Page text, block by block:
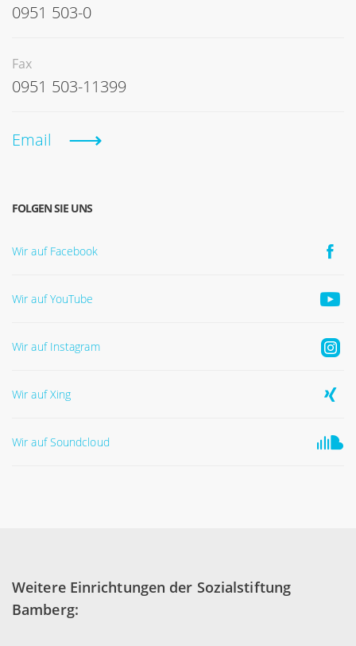
0951 503-0
Fax
0951 503-11399
Email
FOLGEN SIE UNS
Wir auf Facebook
Wir auf YouTube
Wir auf Instagram
Wir auf Xing
Wir auf Soundcloud
Weitere Einrichtungen der Sozialstiftung
Bamberg: